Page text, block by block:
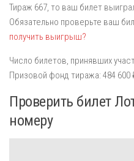
Тираж 667, то ваш билет
Обязательно проверьте ваш
получить выигрыш?
Число билетов, принявших
Призовой фонд тиража: 484 600
Проверить билет
номеру